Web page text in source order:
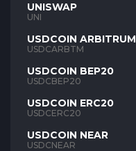
UNISWAP
UNI
USDCOIN ARBITRUM
USDCARBTM
USDCOIN BEP20
USDCBEP20
USDCOIN ERC20
USDCERC20
USDCOIN NEAR
USDCNEAR